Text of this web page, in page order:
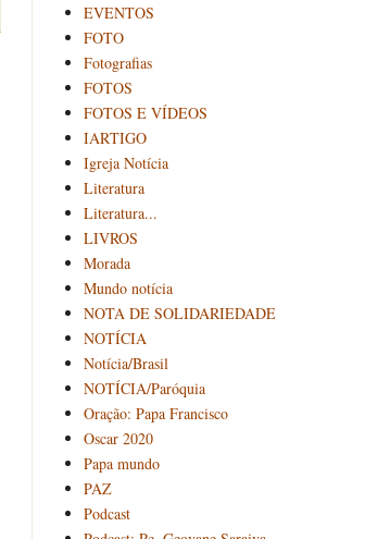
EVENTOS
FOTO
Fotografias
FOTOS
FOTOS E VÍDEOS
IARTIGO
Igreja Notícia
Literatura
Literatura...
LIVROS
Morada
Mundo notícia
NOTA DE SOLIDARIEDADE
NOTÍCIA
Notícia/Brasil
NOTÍCIA/Paróquia
Oração: Papa Francisco
Oscar 2020
Papa mundo
PAZ
Podcast